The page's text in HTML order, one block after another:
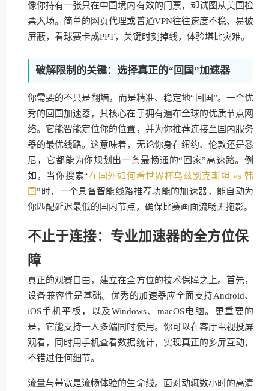
像你持有一张只在中国境内有效的门票，却试图从美国检
票入场。简单的网页代理或普通VPN往往速度不稳、易被
屏蔽，看球赛卡成PPT，关键时刻掉线，体验堪比灾难。
破解限制的关键：选择真正的“回国”加速器
你需要的不只是翻墙，而是精准、稳定地“回国”。一个优
秀的回国加速器，其核心在于拥有遍布全球的优质节点网
络。它能智能定位你的位置，并为你推荐连接至国内服务
器的最优线路。这意味着，无论你身在纽约、伦敦还是悉
尼，它都能为你规划出一条最畅通的“回家”高速路。例
如，当你搜索“在国外如何看世界杯乌兹别克斯坦 vs 韩
国”时，一个具备智能线路推荐功能的加速器，能自动为
你匹配延迟最低的国内节点，确保比赛画面流畅无拖影。
不止于连接：专业加速器的全方位保
障
真正的观赛自由，建立在全方位的技术保障之上。首先，
设备兼容性是基础。优秀的加速器应全面支持Android、
iOS手机平板，以及Windows、macOS电脑。更重要的
是，它能支持一人多端同时使用。你可以在客厅电视投屏
观看，同时用手机查看数据统计，实现真正的多屏互动，
不错过任何细节。
流量与带宽是流畅体验的生命线。面对动辄数小时的高清